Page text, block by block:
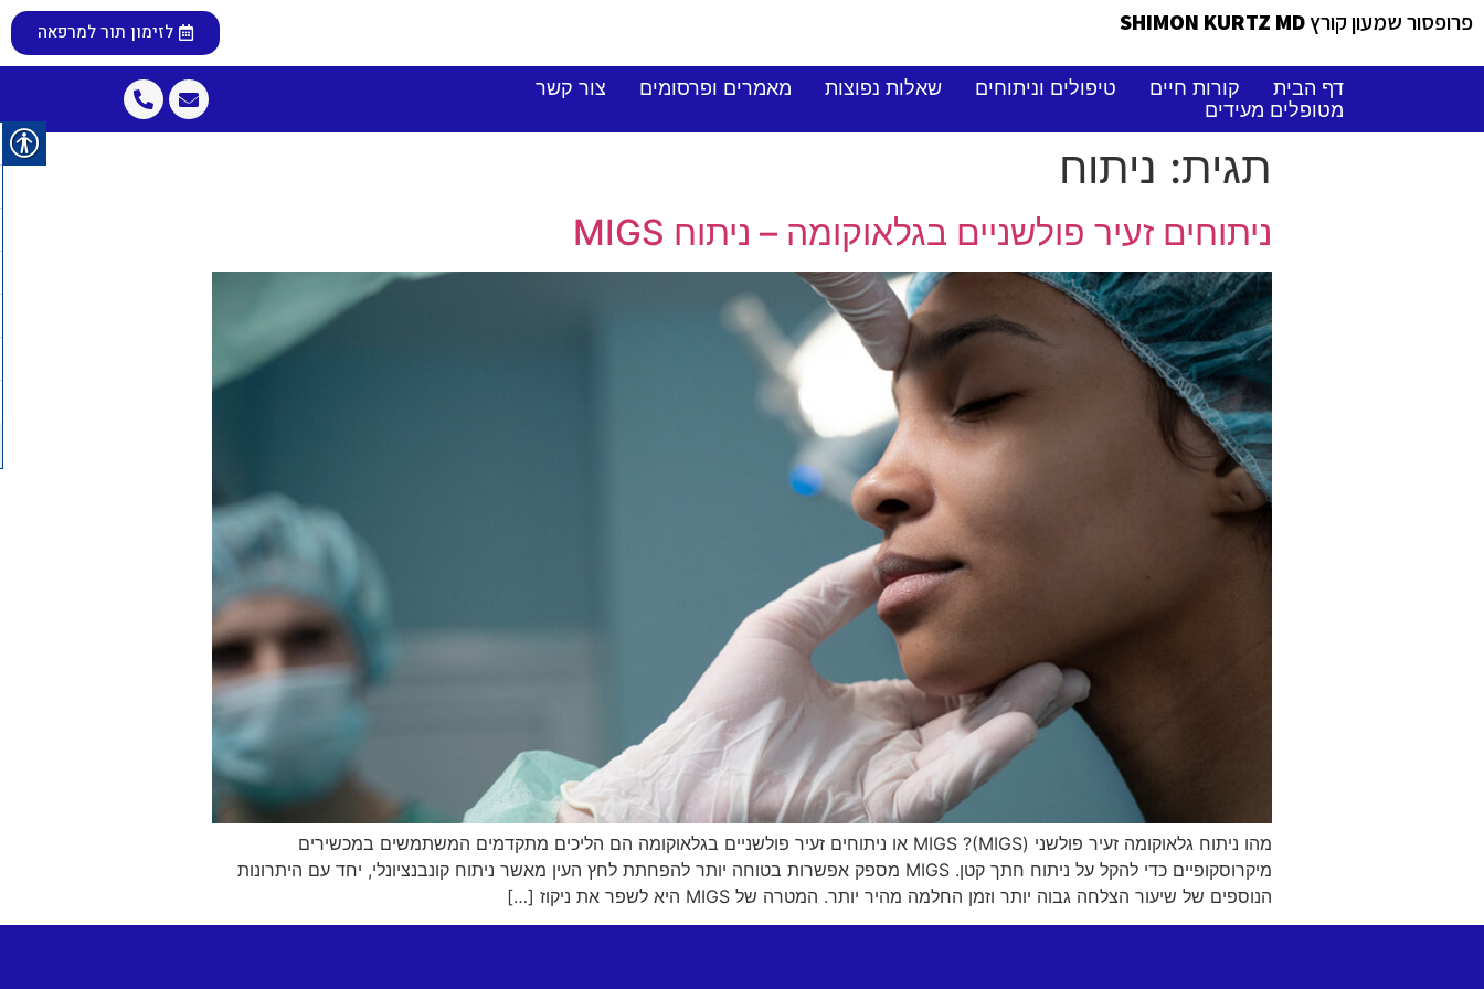
פרופסור שמעון קורץSHIMON KURTZ MD לזימון תור למרפאה
דף הבית קורות חיים טיפולים וניתוחים שאלות נפוצות מאמרים ופרסומים
צור קשר
מטופלים מעידים
תגית: ניתוח
ניתוחים זעיר פולשניים בגלאוקומה – ניתוח MIGS
מהו ניתוח גלאוקומה זעיר פולשני (MIGS)? MIGS או ניתוחים זעיר פולשניים בגלאוקומה הם הליכים מתקדמים המשתמשים במכשירים
מיקרוסקופיים כדי להקל על ניתוח חתך קטן. MIGS מספק אפשרות בטוחה יותר להפחתת לחץ העין מאשר ניתוח קונבנציונלי, יחד עם היתרונות
הנוספים של שיעור הצלחה גבוה יותר וזמן החלמה מהיר יותר. המטרה של MIGS היא לשפר את ניקוז […]